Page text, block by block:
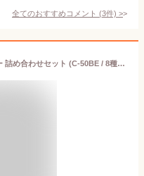
全てのおすすめコメント (3件) >
洋菓子 ギフト 帝国ホテル クッキー 詰め合わせセット (C-50BE / 8種・55個入) ギフトセット 誕生日プレゼント 誕生日祝い お返し お礼 内祝い 結婚祝い 出産祝い 結婚内祝い 出産内祝い お取り寄せ おしゃれ 高級 贈り物 送料無料